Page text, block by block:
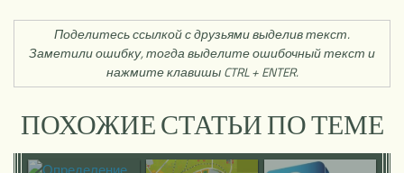
Поделитесь ссылкой с друзьями выделив текст.
Заметили ошибку, тогда выделите ошибочный текст и
нажмите клавишы CTRL + ENTER.
ПОХОЖИЕ СТАТЬИ ПО ТЕМЕ